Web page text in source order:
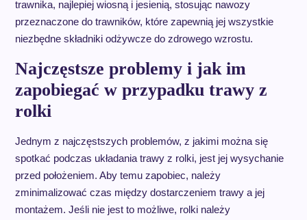
trawnika, najlepiej wiosną i jesienią, stosując nawozy
przeznaczone do trawników, które zapewnią jej wszystkie
niezbędne składniki odżywcze do zdrowego wzrostu.
Najczęstsze problemy i jak im
zapobiegać w przypadku trawy z
rolki
Jednym z najczęstszych problemów, z jakimi można się
spotkać podczas układania trawy z rolki, jest jej wysychanie
przed położeniem. Aby temu zapobiec, należy
zminimalizować czas między dostarczeniem trawy a jej
montażem. Jeśli nie jest to możliwe, rolki należy